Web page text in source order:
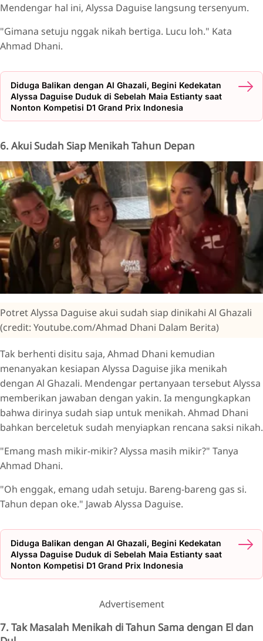
Mendengar hal ini, Alyssa Daguise langsung tersenyum.
"Gimana setuju nggak nikah bertiga. Lucu loh." Kata
Ahmad Dhani.
Diduga Balikan dengan Al Ghazali, Begini Kedekatan
Alyssa Daguise Duduk di Sebelah Maia Estianty saat
Nonton Kompetisi D1 Grand Prix Indonesia
6. Akui Sudah Siap Menikah Tahun Depan
Potret Alyssa Daguise akui sudah siap dinikahi Al Ghazali
(credit: Youtube.com/Ahmad Dhani Dalam Berita)
Tak berhenti disitu saja, Ahmad Dhani kemudian
menanyakan kesiapan Alyssa Daguise jika menikah
dengan Al Ghazali. Mendengar pertanyaan tersebut Alyssa
memberikan jawaban dengan yakin. Ia mengungkapkan
bahwa dirinya sudah siap untuk menikah. Ahmad Dhani
bahkan berceletuk sudah menyiapkan rencana saksi nikah.
"Emang mash mikir-mikir? Alyssa masih mikir?" Tanya
Ahmad Dhani.
"Oh enggak, emang udah setuju. Bareng-bareng gas si.
Tahun depan oke." Jawab Alyssa Daguise.
Diduga Balikan dengan Al Ghazali, Begini Kedekatan
Alyssa Daguise Duduk di Sebelah Maia Estianty saat
Nonton Kompetisi D1 Grand Prix Indonesia
Advertisement
7. Tak Masalah Menikah di Tahun Sama dengan El dan